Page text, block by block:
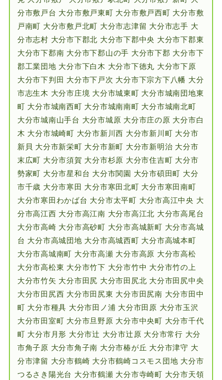
分市敷戸台 大分市敷戸東町 大分市敷戸西町 大分市敷
戸南町 大分市敷戸北町 大分市志津留 大分市志手 大
分市志村 大分市下郡北 大分市下郡中央 大分市下郡東
大分市下郡南 大分市下郡山の手 大分市下郡 大分市下
郡工業団地 大分市下白木 大分市下徳丸 大分市下原
大分市下判田 大分市下戸次 大分市下宗方下八幡 大分
市志生木 大分市庄境 大分市城東町 大分市城南団地東
町 大分市城南西町 大分市城南南町 大分市城南北町
大分市城南山手台 大分市城原 大分市庄の原 大分市白
木 大分市城崎町 大分市新川西 大分市新川町 大分市
新貝 大分市新栄町 大分市新町 大分市新明治 大分市
末広町 大分市須賀 大分市杉原 大分市住吉町 大分市
勢家町 大分市星和台 大分市関園 大分市碩田町 大分
市千歳 大分市寒田 大分市寒田北町 大分市寒田南町
大分市寒田わかば台 大分市太平町 大分市高江中央 大
分市高江西 大分市高江南 大分市高江北 大分市高尾台
大分市高崎 大分市高砂町 大分市高城新町 大分市高城
台 大分市高城団地 大分市高城西町 大分市高城本町
大分市高城南町 大分市高瀬 大分市高原 大分市高松
大分市高松東 大分市竹下 大分市竹中 大分市竹の上
大分市竹矢 大分市田尻 大分市田尻北 大分市田尻中央
大分市田尻西 大分市田尻東 大分市田尻南 大分市田中
町 大分市種具 大分市田ノ浦 大分市田原 大分市玉沢
大分市田室町 大分市旦野原 大分市中央町 大分市千代
町 大分市月形 大分市辻 大分市辻原 大分市常行 大分
市角子原 大分市角子南 大分市椿が丘 大分市津守 大
分市津留 大分市鶴崎 大分市鶴崎コスモス団地 大分市
つるさき陽光台 大分市鶴瀬 大分市寺崎町 大分市天領